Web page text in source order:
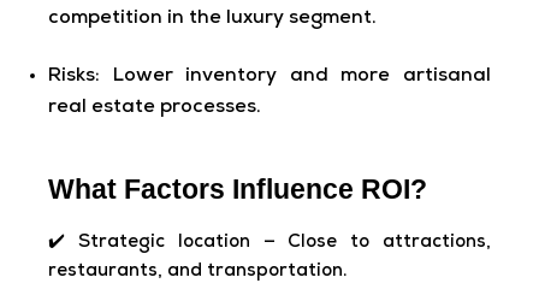
competition in the luxury segment.
Risks: Lower inventory and more artisanal
real estate processes.
What Factors Influence ROI?
✔️ Strategic location — Close to attractions,
restaurants, and transportation.